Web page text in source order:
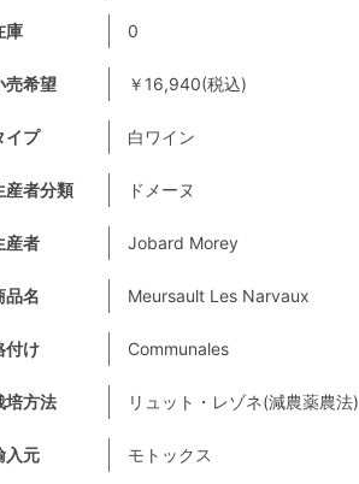
庫 0
売希望 ￥16,940(税込)
イプ 白ワイン
産者分類 ドメーヌ
産者 Jobard Morey
品名 Meursault Les Narvaux
付け Communales
培方法 リュット・レゾネ(減農薬農法)
入元 モトックス